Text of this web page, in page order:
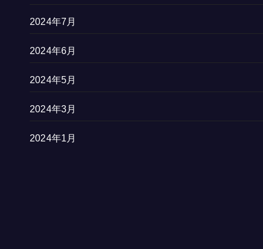
2024年7月
2024年6月
2024年5月
2024年3月
2024年1月